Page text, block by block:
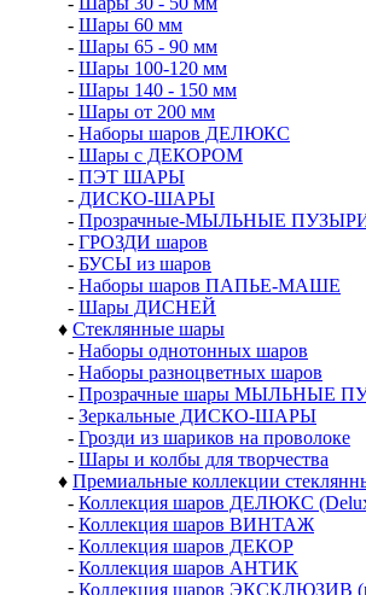
- Шары 60 мм
- Шары 65 - 90 мм
- Шары 100-120 мм
- Шары 140 - 150 мм
- Шары от 200 мм
- Наборы шаров ДЕЛЮКС
- Шары с ДЕКОРОМ
- ПЭТ ШАРЫ
- ДИСКО-ШАРЫ
- Прозрачные-МЫЛЬНЫЕ
- ГРОЗДИ шаров
- БУСЫ из шаров
- Наборы шаров ПАПЬЕ-МАШЕ
- Шары ДИСНЕЙ
♦ Стеклянные шары
- Наборы однотонных шаров
- Наборы разноцветных шаров
- Прозрачные шары МЫЛЬНЫЕ
- Зеркальные ДИСКО-ШАРЫ
- Грозди из шариков на проволоке
- Шары и колбы для творчества
♦ Премиальные коллекции
- Коллекция шаров ДЕЛЮКС
- Коллекция шаров ВИНТАЖ
- Коллекция шаров ДЕКОР
- Коллекция шаров АНТИК
- Коллекция шаров ЭКСКЛЮЗИВ